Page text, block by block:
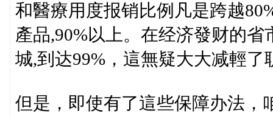
和醫療用度报销比例凡是跨越
產品,90%以上。在经济發财的
城,到达99%，這無疑大大减輕
但是，即使有了這些保障办法，